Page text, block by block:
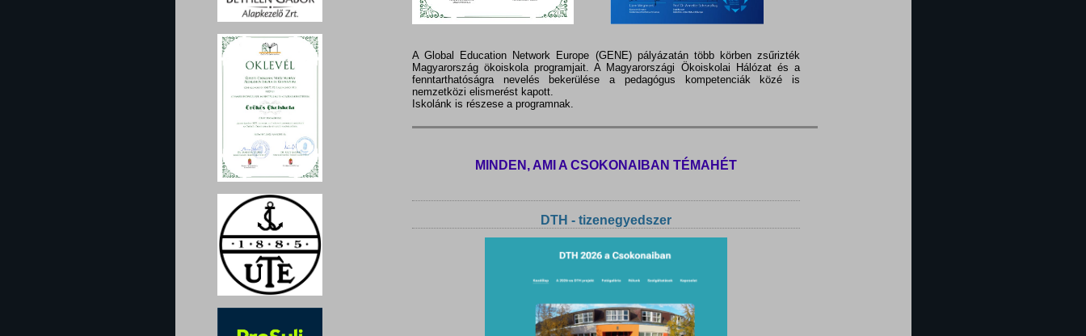
A Global Education Network Europe (GENE) pályázatán több körben zsűrizték
Magyarország ökoiskola programjait. A Magyarországi Ökoiskolai Hálózat és a
fenntarthatóságra nevelés bekerülése a pedagógus kompetenciák közé is
nemzetközi elismerést kapott.
Iskolánk is részese a programnak.
MINDEN, AMI A CSOKONAIBAN TÉMAHÉT
DTH - tizenegyedszer